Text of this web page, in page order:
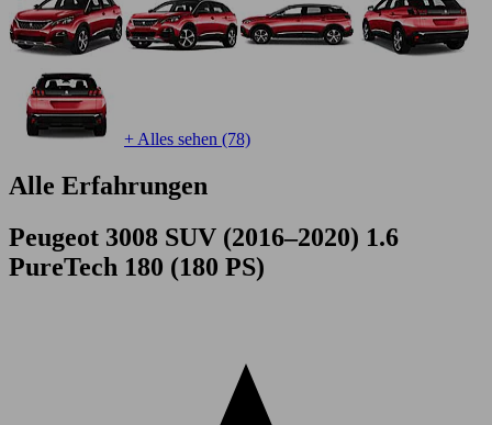
+ Alles sehen (78)
Alle Erfahrungen
Peugeot 3008 SUV (2016–2020) 1.6
PureTech 180 (180 PS)